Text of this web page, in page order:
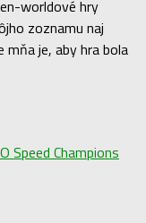
worldové hry
zoznamu naj
je, aby hra bola